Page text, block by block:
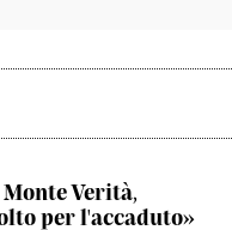
Verità,
per l'accaduto»